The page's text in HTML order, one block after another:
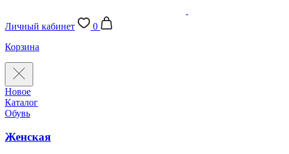
Личный кабинет
0
Корзина
Новое
Каталог
Обувь
Женская